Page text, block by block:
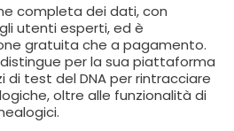
completa dei dati, con
utenti esperti, ed è
gratuita che a pagamento.
distingue per la sua piattaforma
di test del DNA per rintracciare
oltre alle funzionalità di